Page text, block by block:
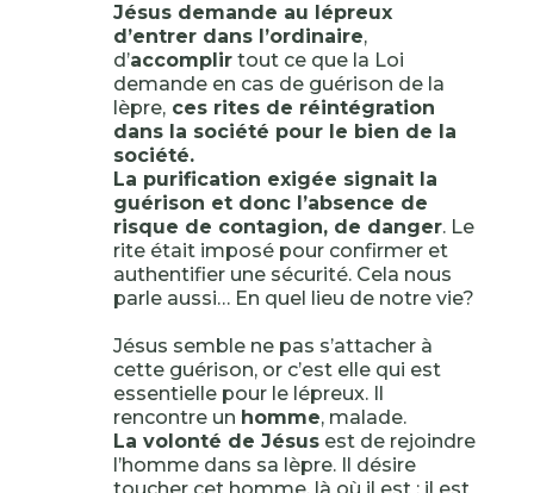
Jésus demande au lépreux
d’entrer dans l’ordinaire,
d’accomplirtout ce que la Loi
demande en cas de guérison de la
lèpre,ces rites de réintégration
dans la société pour le bien de la
société.
La purification exigée signait la
guérison et donc l’absence de
risque de contagion, de danger. Le
rite était imposé pour confirmer et
authentifier une sécurité. Cela nous
parle aussi… En quel lieu de notre vie?
Jésus semble ne pas s’attacher à
cette guérison, or c’est elle qui est
essentielle pour le lépreux. Il
rencontre un homme, malade.
La volonté de Jésusest de rejoindre
l’homme dans sa lèpre. Il désire